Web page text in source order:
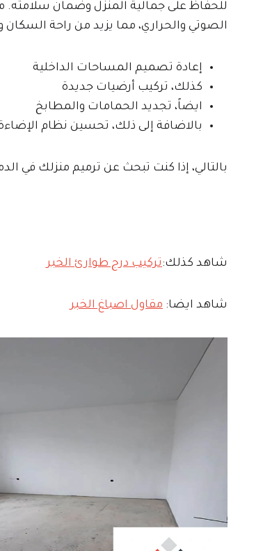
للحفاظ على جمالية المنزل وضمان سلامته.
الصوتي والحراري، مما يزيد من راحة
إعادة تصميم المساحات الداخلية
كذلك، تركيب أرضيات جديدة
ايضاً، تجديد الحمامات والمطابخ
بالاضافة إلى ذلك، تحسين نظام
بالتالي، إذا كنت تبحث عن ترميم منزلك
شاهد كذلك:تركيب درج طوارئ الخبر
شاهد ايضا: مقاول اصباغ الخبر